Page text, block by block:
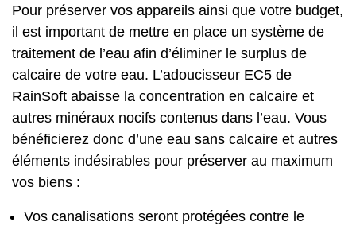
Pour préserver vos appareils ainsi que votre budget,
il est important de mettre en place un système de
traitement de l’eau afin d’éliminer le surplus de
calcaire de votre eau. L’adoucisseur EC5 de
RainSoft abaisse la concentration en calcaire et
autres minéraux nocifs contenus dans l’eau. Vous
bénéficierez donc d’une eau sans calcaire et autres
éléments indésirables pour préserver au maximum
vos biens :
Vos canalisations seront protégées contre le